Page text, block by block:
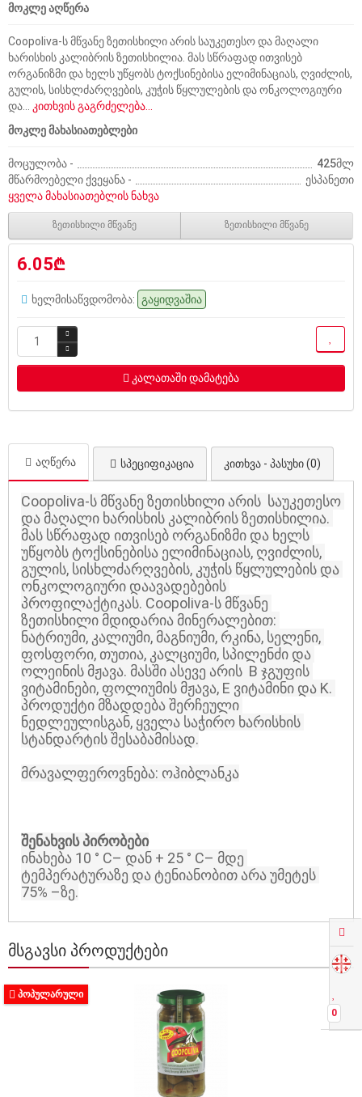
0
მოკლე აღწერა
Coopoliva-ს მწვანე ზეთისხილი არის საუკეთესო და მაღალი
ხარისხის კალიბრის ზეთისხილია. მას სწრაფად ითვისებ
ორგანიზმი და ხელს უწყობს ტოქსინებისა ელიმინაციას, ღვიძლის,
გულის, სისხლძარღვების, კუჭის წყლულების და ონკოლოგიური
და... კითხვის გაგრძელება...
მოკლე მახასიათებლები
მოცულობა -
425მლ
მწარმოებელი ქვეყანა -
ესპანეთი
ყველა მახასიათებლის ნახვა
ზეთისხილი მწვანე ზეთისხილი მწვანე
6.05₾
ხელმისაწვდომობა: გაყიდვაშია
კალათაში დამატება
აღწერა სპეციფიკაცია კითხვა - პასუხი (0)
Coopoliva-ს მწვანე ზეთისხილი არის  საუკეთესო
და მაღალი ხარისხის კალიბრის ზეთისხილია.
მას სწრაფად ითვისებ ორგანიზმი და ხელს
უწყობს ტოქსინებისა ელიმინაციას, ღვიძლის,
გულის, სისხლძარღვების, კუჭის წყლულების და
ონკოლოგიური დაავადებების
პროფილაქტიკას. Coopoliva-ს მწვანე
ზეთისხილი მდიდარია მინერალებით:
ნატრიუმი, კალიუმი, მაგნიუმი, რკინა, სელენი,
ფოსფორი, თუთია, კალციუმი, სპილენძი და
ოლეინის მჟავა. მასში ასევე არის  B ჯგუფის
ვიტამინები, ფოლიუმის მჟავა, E ვიტამინი და K.
პროდუქტი მზადდება შერჩეული
ნედლეულისგან, ყველა საჭირო ხარისხის
სტანდარტის შესაბამისად.
მრავალფეროვნება: ოჰიბლანკა
შენახვის პირობები
ინახება 10 ° С– დან + 25 ° С– მდე
ტემპერატურაზე და ტენიანობით არა უმეტეს
75% –ზე.
ᲛᲡᲒᲐᲕᲡᲘ ᲞᲠᲝᲓᲣᲥᲢᲔᲑᲘ
ᲞᲝᲞᲣᲚᲐᲠᲣᲚᲘ